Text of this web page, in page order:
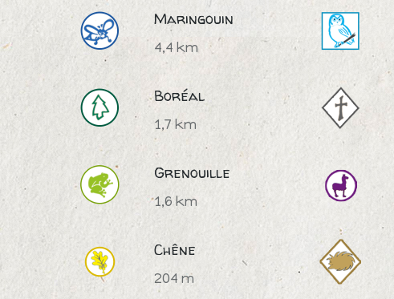
Maringouin
4,4 km
Boréal
1,7 km
Grenouille
1,6 km
Chêne
204 m